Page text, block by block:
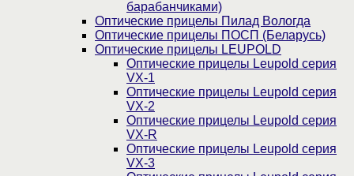
барабанчиками)
Оптические прицелы Пилад Вологда
Оптические прицелы ПОСП (Беларусь)
Оптические прицелы LEUPOLD
Оптические прицелы Leupold серия
VX-1
Оптические прицелы Leupold серия
VX-2
Оптические прицелы Leupold серия
VX-R
Оптические прицелы Leupold серия
VX-3